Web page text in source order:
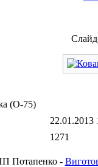
(О-75)
22.01.2013
1271
Потапенко -